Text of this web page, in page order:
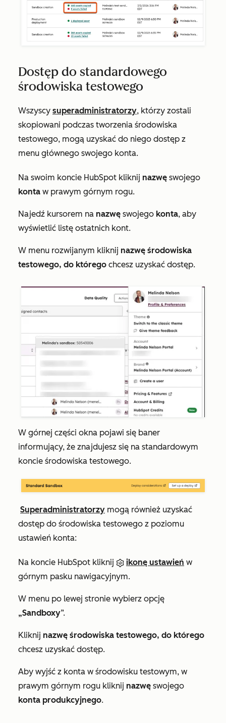
Dostęp do standardowego
środowiska testowego
Wszyscy superadministratorzy, którzy zostali
skopiowani podczas tworzenia środowiska
testowego, mogą uzyskać do niego dostęp z
menu głównego swojego konta.
Na swoim koncie HubSpot kliknij nazwę swojego
konta w prawym górnym rogu.
Najedź kursorem na nazwę swojego konta, aby
wyświetlić listę ostatnich kont.
W menu rozwijanym kliknij nazwę środowiska
testowego, do którego chcesz uzyskać dostęp.
W górnej części okna pojawi się baner
informujący, że znajdujesz się na standardowym
koncie środowiska testowego.
Superadministratorzy mogą również uzyskać
dostęp do środowiska testowego z poziomu
ustawień konta:
Na koncie HubSpot kliknij ikonę ustawień w
górnym pasku nawigacyjnym.
W menu po lewej stronie wybierz opcję
„Sandboxy”.
Kliknij nazwę środowiska testowego, do którego
chcesz uzyskać dostęp.
Aby wyjść z konta w środowisku testowym, w
prawym górnym rogu kliknij nazwę swojego
konta produkcyjnego.